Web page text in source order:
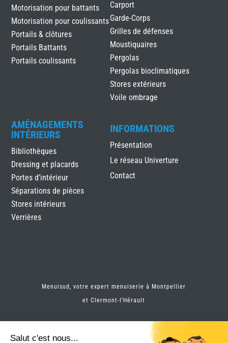
Motorisation pour battants
Motorisation pour coulissants
Portails & clôtures
Portails Battants
Portails coulissants
Carport
Garde-Corps
Grilles de défenses
Moustiquaires
Pergolas
Pergolas bioclimatiques
Stores extérieurs
Voile ombrage
AMÉNAGEMENTS
INTÉRIEURS
Bibliothèques
Dressing et placards
Portes d’intérieur
Séparations de pièces
Stores intérieurs
Verrières
INFORMATIONS
Présentation
Le réseau Univerture
Contact
Menuisud, votre expert menuiserie à Montpellier
etClermont-l’Hérault
Salut c'est nous...